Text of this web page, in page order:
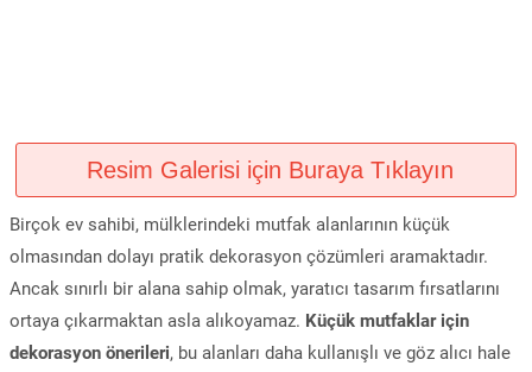
Resim Galerisi için Buraya Tıklayın
Birçok ev sahibi, mülklerindeki mutfak alanlarının küçük
olmasından dolayı pratik dekorasyon çözümleri aramaktadır.
Ancak sınırlı bir alana sahip olmak, yaratıcı tasarım fırsatlarını
ortaya çıkarmaktan asla alıkoyamaz. Küçük mutfaklar için
dekorasyon önerileri, bu alanları daha kullanışlı ve göz alıcı hale